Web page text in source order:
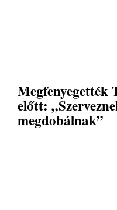
Megfenyegették
előtt:
megdobálnak”